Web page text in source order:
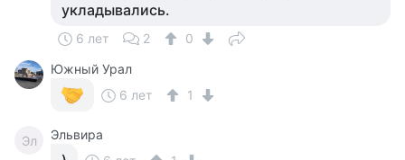
укладывались.
6 лет 2
0
Южный Урал
6 лет
1
Эл Эльвира